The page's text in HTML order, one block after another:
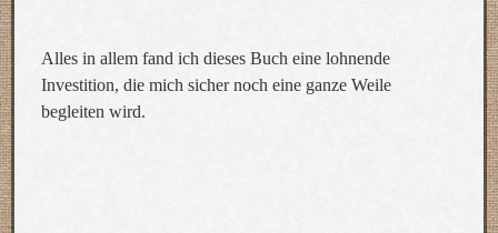
Alles in allem fand ich dieses Buch eine lohnende
Investition, die mich sicher noch eine ganze Weile
begleiten wird.